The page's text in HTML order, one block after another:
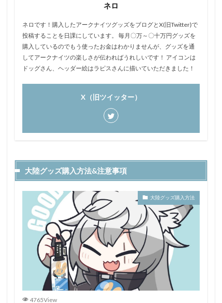
ネロ
ネロです！購入したアークナイツグッズをブログとX(旧Twitter)で
投稿することを日課にしています。 毎月〇万～〇十万円グッズを
購入しているのでもう使ったお金はわかりませんが、グッズを通
してアークナイツの楽しさが伝わればうれしいです！ アイコンは
ドッグさん、ヘッダー絵はラピスさんに描いていただきました！
X（旧ツイッター）
大陸グッズ購入方法&注意事項
大陸グッズ購入方法
4765View